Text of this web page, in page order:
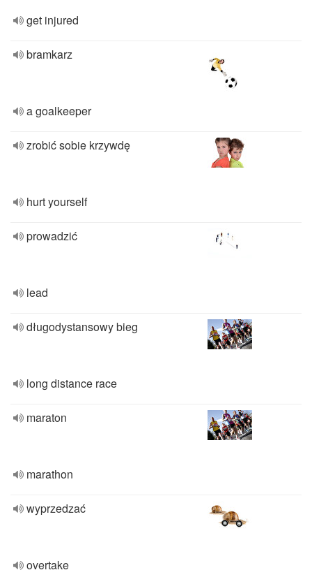
get injured
bramkarz
a goalkeeper
zrobić sobie krzywdę
hurt yourself
prowadzić
lead
długodystansowy bieg
long distance race
maraton
marathon
wyprzedzać
overtake